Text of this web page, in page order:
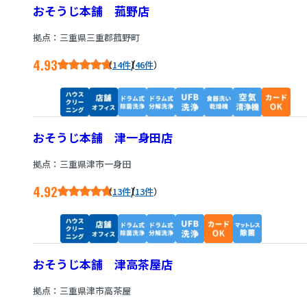
おそうじ本舗 菰野店
拠点：三重県三重郡菰野町
4.93 14件/46件
おそうじ本舗 津一身田店
拠点：三重県津市一身田
4.92 13件/13件
おそうじ本舗 津高茶屋店
拠点：三重県津市高茶屋